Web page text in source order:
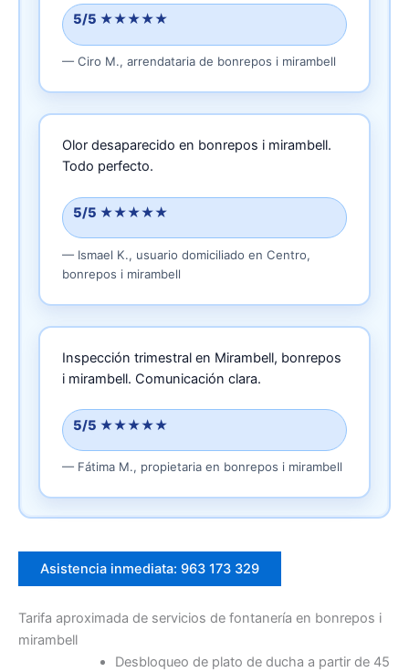
5/5 ★★★★★
— Ciro M., arrendataria de bonrepos i mirambell
5/5 ★★★★★
Olor desaparecido en bonrepos i mirambell.
Todo perfecto.
— Ismael K., usuario domiciliado en Centro,
bonrepos i mirambell
5/5 ★★★★★
Inspección trimestral en Mirambell, bonrepos
i mirambell. Comunicación clara.
— Fátima M., propietaria en bonrepos i mirambell
Asistencia inmediata: 963 173 329
Tarifa aproximada de servicios de fontanería en bonrepos i
mirambell
Desbloqueo de plato de ducha a partir de 45